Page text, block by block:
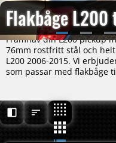
Flakbåge
Framhäv din L200 pickup
76mm rostfritt stål och
L200 2006-2015. Vi
som passar med flakbåge